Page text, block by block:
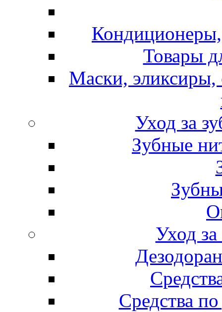
Кондиционеры,
Товары
Маски, эликсиры,
Уход за
Зубные
Уход
Средства